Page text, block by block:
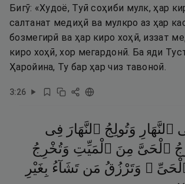
Бигӯ: «Худоё, Туӣ соҳиби мулк, ҳар
салтанат медиҳӣ ва мулкро аз ҳар
бозмегирӣ ва ҳар киро хоҳӣ, иззат
киро хоҳӣ, хор мегардонӣ. Ба яди
Ҳаройина, Ту бар ҳар чиз тавоноӣ.
3:26
ٱلنَّهَارِ وَتُولِجُ ٱلنَّهَارَ فِى
ٱلْحَىَّ مِنَ ٱلْمَيِّتِ وَتُخْرِجُ
وَتَرْزُقُ مَن تَشَآءُ بِغَيْرِ